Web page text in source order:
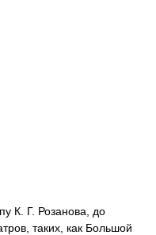
К. Г. Розанова, до
таких, как Большой